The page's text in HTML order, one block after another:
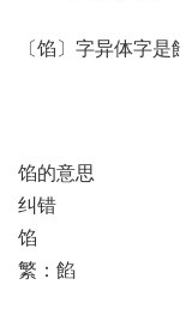
〔馅〕字异体字是
馅的意思
纠错
馅
繁：餡